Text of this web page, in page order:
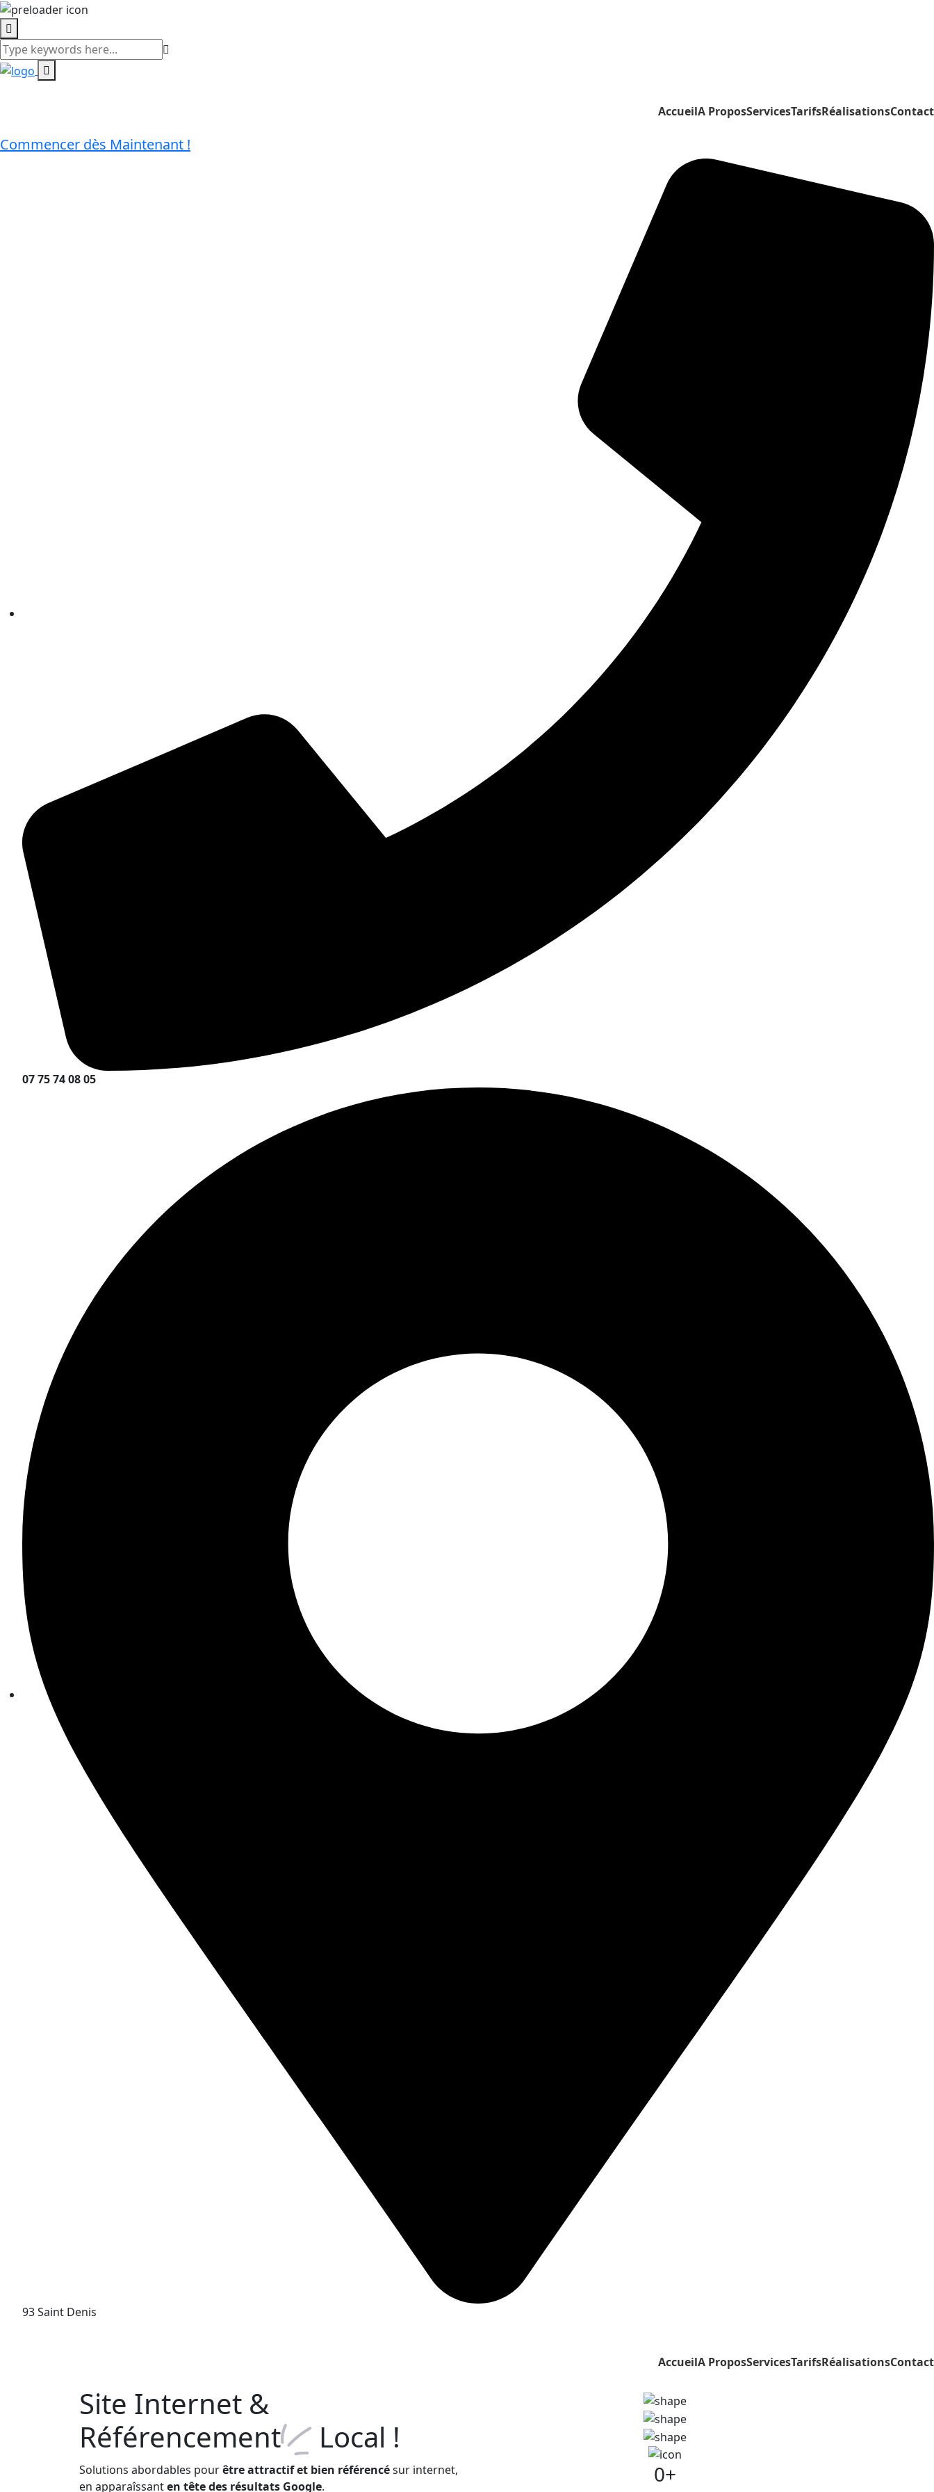
AccueilA ProposServicesTarifsRéalisationsContact
Commencer dès Maintenant !
07 75 74 08 05
93 Saint Denis
AccueilA ProposServicesTarifsRéalisationsContact
Site Internet &
Référencement
Local !
Solutions abordables pourêtre attractif et bien référencésur internet,
en apparaîssanten tête des résultats Google. 0+